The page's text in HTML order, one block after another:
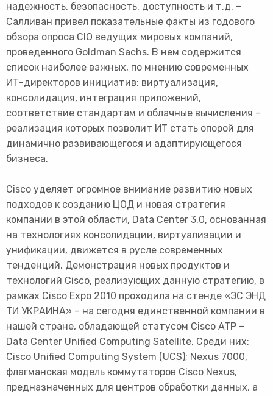
надежность, безопасность, доступность и т.д. –
Салливан привел показательные факты из годового
обзора опроса СIO ведущих мировых компаний,
проведенного Goldman Sachs. В нем содержится
список наиболее важных, по мнению современных
ИТ-директоров инициатив: виртуализация,
консолидация, интеграция приложений,
соответствие стандартам и облачные вычисления –
реализация которых позволит ИТ стать опорой для
динамично развивающегося и адаптирующегося
бизнеса.
Cisco уделяет огромное внимание развитию новых
подходов к созданию ЦОД и новая стратегия
компании в этой области, Data Сenter 3.0, основанная
на технологиях консолидации, виртуализации и
унификации, движется в русле современных
тенденций. Демонстрация новых продуктов и
технологий Cisco, реализующих данную стратегию, в
рамках Cisco Expo 2010 проходила на стенде «ЭС ЭНД
ТИ УКРАИНА» – на сегодня единственной компании в
нашей стране, обладающей статусом Cisco ATP –
Data Center Unified Computing Satellite. Среди них:
Cisco Unified Computing System (UCS); Nexus 7000,
флагманская модель коммутаторов Сisco Nexus,
предназначенных для центров обработки данных, а